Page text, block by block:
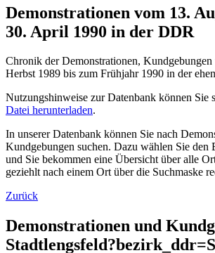
Demonstrationen vom 13.
30. April 1990 in der DDR
Chronik der Demonstrationen,
Herbst 1989 bis zum Frühjahr 1990 in der
Nutzungshinweise zur Datenbank können Sie
Datei herunterladen.
In unserer Datenbank können Sie nach
Kundgebungen suchen. Dazu wählen Sie den
und Sie bekommen eine Übersicht über alle
geziehlt nach einem Ort über die Suchmaske
Zurück
Demonstrationen und